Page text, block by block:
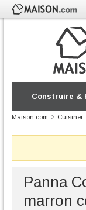
Construire &
Maison.com Cuisiner
Panna
marron